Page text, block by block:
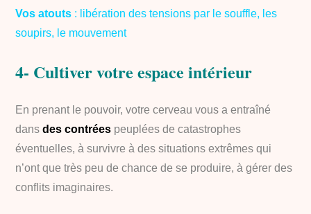
Vos atouts : libération des tensions par le souffle, les
soupirs, le mouvement
4- Cultiver votre espace intérieur
En prenant le pouvoir, votre cerveau vous a entraîné
dansdes contrées peuplées de catastrophes
éventuelles, à survivre à des situations extrêmes qui
n’ont que très peu de chance de se produire, à gérer des
conflits imaginaires.